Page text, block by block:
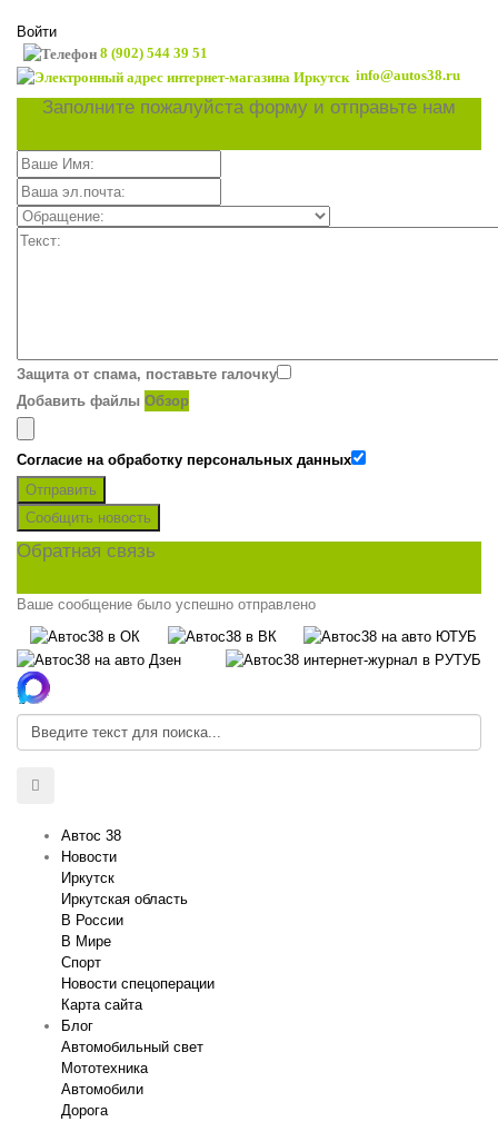
Войти
8 (902) 544 39 51
info@autos38.ru
Заполните пожалуйста форму и отправьте нам
Защита от спама, поставьте галочку
Добавить файлы Обзор
Согласие на обработку персональных данных
Отправить
Сообщить новость
Обратная связь
Ваше сообщение было успешно отправлено
Автос 38
Новости
Иркутск
Иркутская область
В России
В Мире
Спорт
Новости спецоперации
Карта сайта
Блог
Автомобильный свет
Мототехника
Автомобили
Дорога